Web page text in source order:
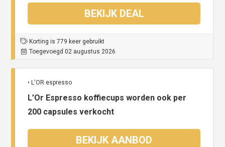
BEKIJK DEAL
Korting is 779 keer gebruikt
Toegevoegd 02 augustus 2026
• L'OR espresso
L’Or Espresso koffiecups worden ook per
200 capsules verkocht
BEKIJK AANBOD